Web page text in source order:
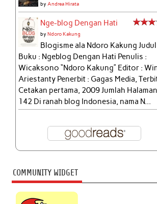
byAndrea Hirata
Nge-blog Dengan Hati
byNdoro Kakung
Blogisme ala Ndoro Kakung Judul
Buku : Ngeblog Dengan Hati Penulis :
Wicaksono “Ndoro Kakung” Editor :
Ariestanty Penerbit : Gagas Media,
Cetakan pertama, 2009 Jumlah
142 Di ranah blog Indonesia, nama N...
COMMUNITY WIDGET